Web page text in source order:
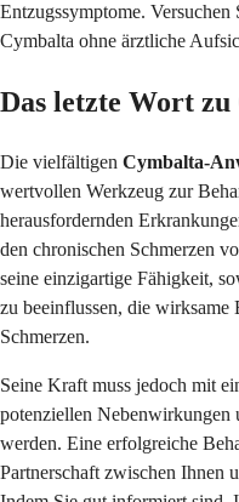
Entzugssymptome.
Cymbalta ohne ärztliche
Das letzte Wort
Die vielfältigen Cymbalta-
wertvollen Werkzeug zur
herausfordernden
den chronischen Schmerzen
seine einzigartige Fähigkeit,
zu beeinflussen, die
Schmerzen.
Seine Kraft muss jedoch mit
potenziellen
werden. Eine erfolgreiche
Partnerschaft zwischen Ihnen